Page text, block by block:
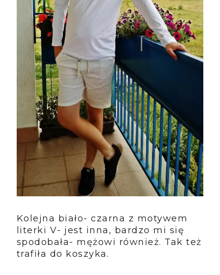
Kolejna biało- czarna z motywem
literki V- jest inna, bardzo mi się
spodobała- mężowi również. Tak też
trafiła do koszyka.